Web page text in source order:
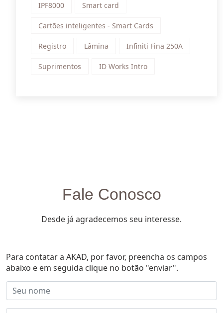
IPF8000 Smart card
Cartões inteligentes - Smart Cards
Registro Lâmina Infiniti Fina 250A
Suprimentos ID Works Intro
Fale Conosco
Desde já agradecemos seu interesse.
Para contatar a AKAD, por favor, preencha os campos
abaixo e em seguida clique no botão "enviar".